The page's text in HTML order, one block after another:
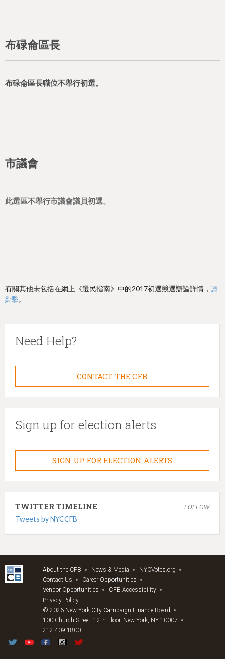
布碌侖區長
布碌侖區長職位不舉行初選。
市議會
此選區不舉行市議會議員初選。
有關其他未包括在網上《選民指南》中的2017初選競選辯論詳情， 請
點擊。
Need Help?
CONTACT THE CFB
Sign up for election alerts
SIGN UP FOR ELECTION ALERTS
TWITTER TIMELINE FOLLOW
Tweets by NYCCFB
About the CFB News & Media
NYCVotes.org
Contact Us
Career Opportunities
Vendor Opportunities
CFB Accessibility
Privacy Policy
© 2026 New York City Campaign Finance Board
100 Church Street, 12th Floor, New York, NY 10007
212.409.1800